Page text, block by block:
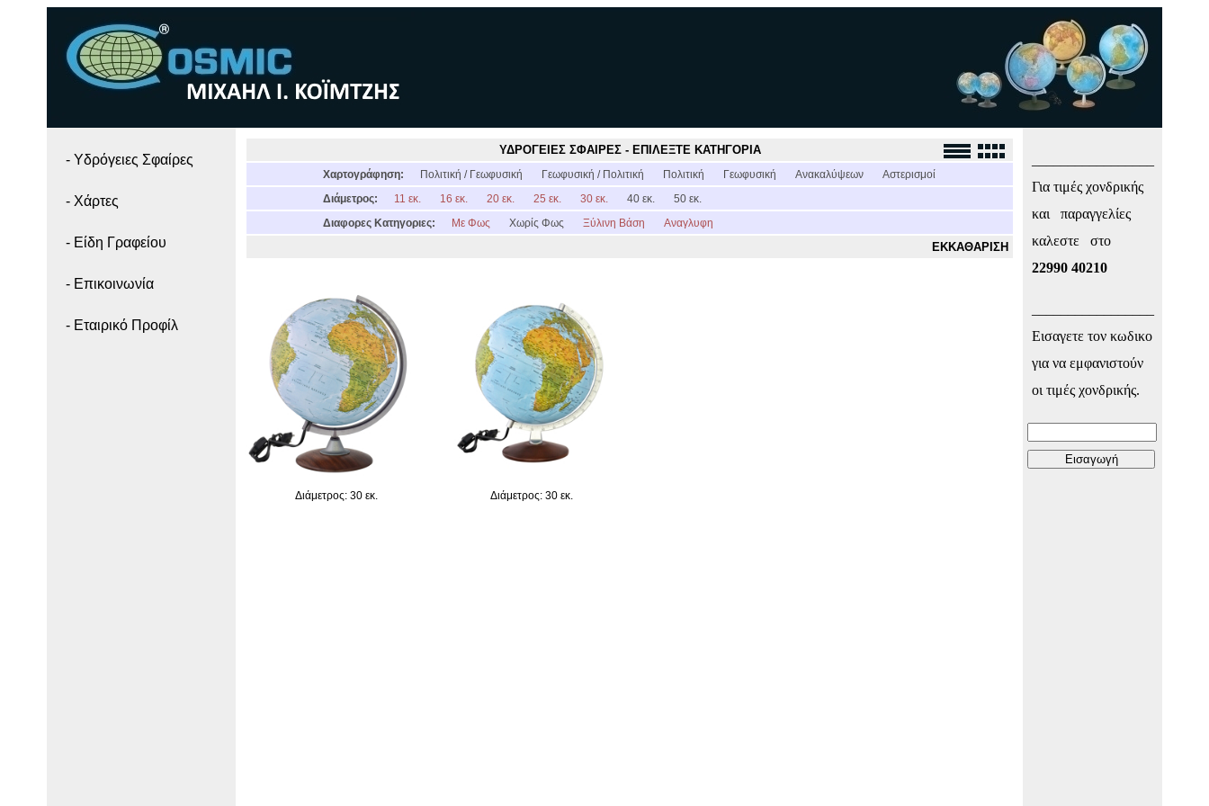
- Yδρόγειες Σφαίρες
- Χάρτες
- Είδη Γραφείου
- Επικοινωνία
- Εταιρικό Προφίλ
ΥΔΡΟΓΕΙΕΣ ΣΦΑΙΡΕΣ - ΕΠΙΛΕΞΤΕ ΚΑΤΗΓΟΡΙΑ
Χαρτογράφηση: Πολιτική / Γεωφυσική Γεωφυσική / Πολιτική Πολιτική Γεωφυσική Ανακαλύψεων
Αστερισμοί
Διάμετρος:
11 εκ. 16 εκ. 20 εκ. 25 εκ. 30 εκ. 40 εκ.
50 εκ.
Διαφορες Κατηγοριες:
Με Φως Χωρίς Φως Ξύλινη Βάση Αναγλυφη
ΕΚΚΑΘΑΡΙΣΗ
Διάμετρος: 30 εκ. Διάμετρος: 30 εκ.
Για τιμές χονδρικής
και παραγγελίες
καλεστε στο
22990 40210
Εισαγετε τον κωδικο
για να εμφανιστούν
οι τιμές χονδρικής.